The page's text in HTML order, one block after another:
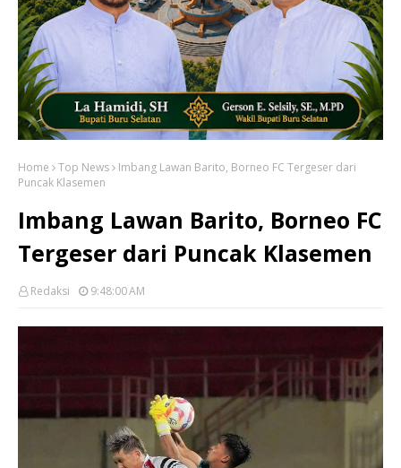
Home Top News
Imbang Lawan Barito, Borneo FC Tergeser dari
Puncak Klasemen
Imbang Lawan Barito, Borneo FC
Tergeser dari Puncak Klasemen
Redaksi 9:48:00 AM